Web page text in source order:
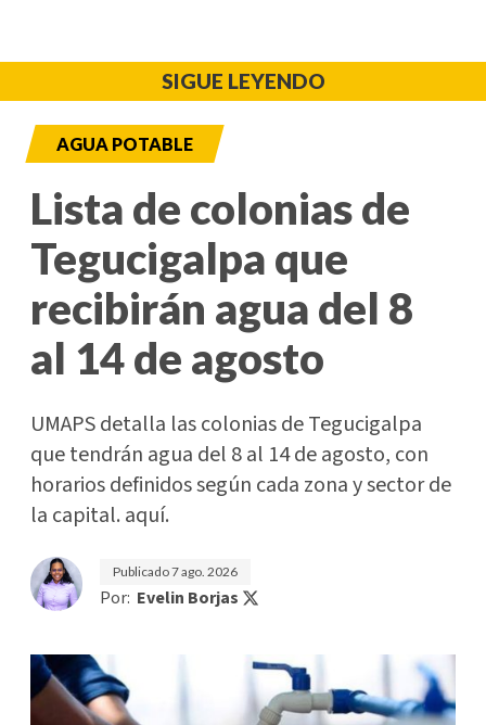
SIGUE LEYENDO
AGUA POTABLE
Lista de colonias de
Tegucigalpa que
recibirán agua del 8
al 14 de agosto
UMAPS detalla las colonias de Tegucigalpa
que tendrán agua del 8 al 14 de agosto, con
horarios definidos según cada zona y sector de
la capital. aquí.
Publicado7 ago. 2026
Por: Evelin Borjas